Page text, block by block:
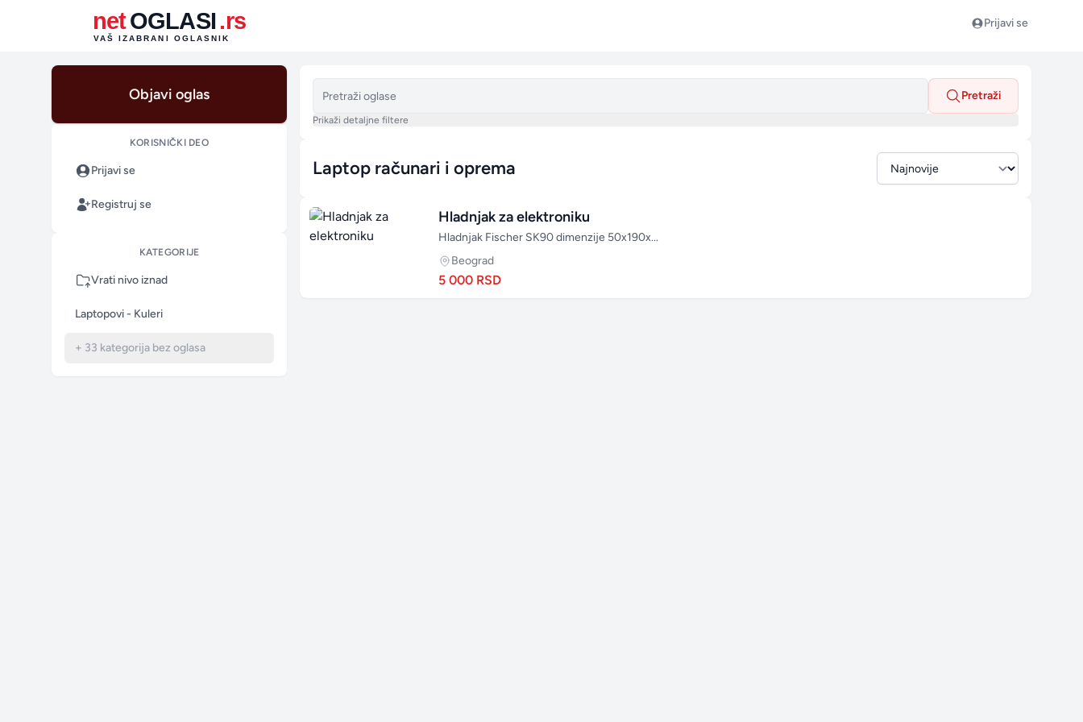
netOGLASI.rs
VAŠ IZABRANI OGLASNIK
Prijavi se
Objavi oglas
KORISNIČKI DEO
Prijavi se
Registruj se
KATEGORIJE
Vrati nivo iznad
Laptopovi - Kuleri
+ 33 kategorija bez oglasa
Pretraži
Prikaži detaljne filtere
Laptop računari i oprema
Sortiraj po
Hladnjak za elektroniku
Hladnjak Fischer SK90 dimenzije 50x190x...
Beograd
5 000 RSD